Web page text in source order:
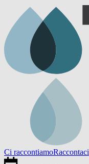
Ci raccontiamoRaccontaci